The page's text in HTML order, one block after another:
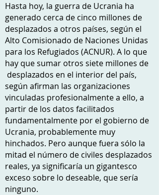
Hasta hoy, la guerra de Ucrania ha
generado cerca de cinco millones de
desplazados a otros países, según el
Alto Comisionado de Naciones Unidas
para los Refugiados (ACNUR). A lo que
hay que sumar otros siete millones de
desplazados en el interior del país,
según afirman las organizaciones
vinculadas profesionalmente a ello, a
partir de los datos facilitados
fundamentalmente por el gobierno de
Ucrania, probablemente muy
hinchados. Pero aunque fuera sólo la
mitad el número de civiles desplazados
reales, ya significaría un gigantesco
exceso sobre lo deseable, que sería
ninguno.